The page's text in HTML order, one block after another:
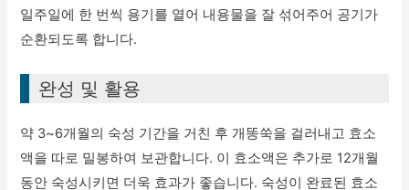
일주일에 한 번씩 용기를 열어 내용물을 잘 섞어주어 공기가
순환되도록 합니다.
완성 및 활용
약 3~6개월의 숙성 기간을 거친 후 개똥쑥을 걸러내고 효소
액을 따로 밀봉하여 보관합니다. 이 효소액은 추가로 12개월
동안 숙성시키면 더욱 효과가 좋습니다. 숙성이 완료된 효소